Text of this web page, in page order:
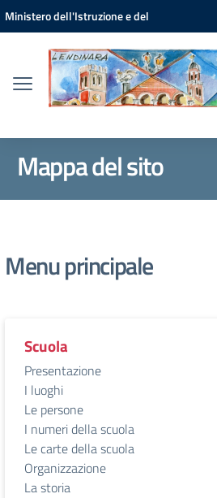
Vai ai contenuti
Vai al menu di navigazione
Vai al footer
Ministero dell'Istruzione e del
Istituto
Comprensivo
Lendinara
(RO)
Mappa del sito
Menu principale
Scuola
Presentazione
I luoghi
Le persone
I numeri della scuola
Le carte della scuola
Organizzazione
La storia